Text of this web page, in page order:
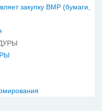
закупку ВМР (бумаги,